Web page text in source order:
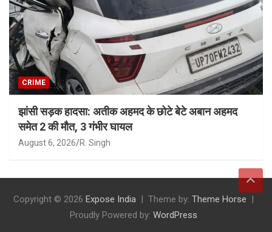
CRIME
झांसी सड़क हादसा: अतीक अहमद के छोटे बेटे अबान अहमद
समेत 2 की मौत, 3 गंभीर घायल
August 6, 2026 R. Singh
Copyright © 2026 Expose India Theme by: Theme Horse
Proudly Powered by: WordPress